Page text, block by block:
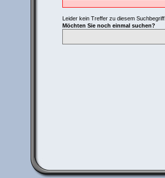
Leider kein Treffer zu diesem Suchbegriff.
Möchten Sie noch einmal suchen?